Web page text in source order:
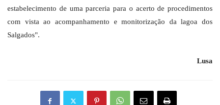
estabelecimento de uma parceria para o acerto de procedimentos
com vista ao acompanhamento e monitorização da lagoa dos
Salgados".
Lusa